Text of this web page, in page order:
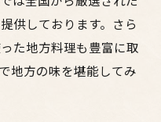
供しております。さら
た地方料理も豊富に取
地方の味を堪能してみ